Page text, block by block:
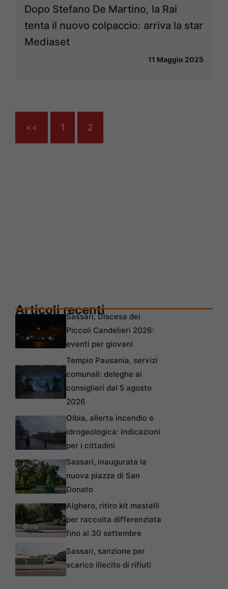
Dopo Stefano De Martino, la Rai
tenta il nuovo colpaccio: arriva la star
Mediaset
11 Maggio 2025
<< 1 2
Articoli recenti
Sassari, Discesa dei
Piccoli Candelieri 2026:
eventi per giovani
Tempio Pausania, servizi
comunali: deleghe ai
consiglieri dal 5 agosto
2026
Olbia, allerta incendio e
idrogeologica: indicazioni
per i cittadini
Sassari, inaugurata la
nuova piazza di San
Donato
Alghero, ritiro kit mastelli
per raccolta differenziata
fino al 30 settembre
Sassari, sanzione per
scarico illecito di rifiuti